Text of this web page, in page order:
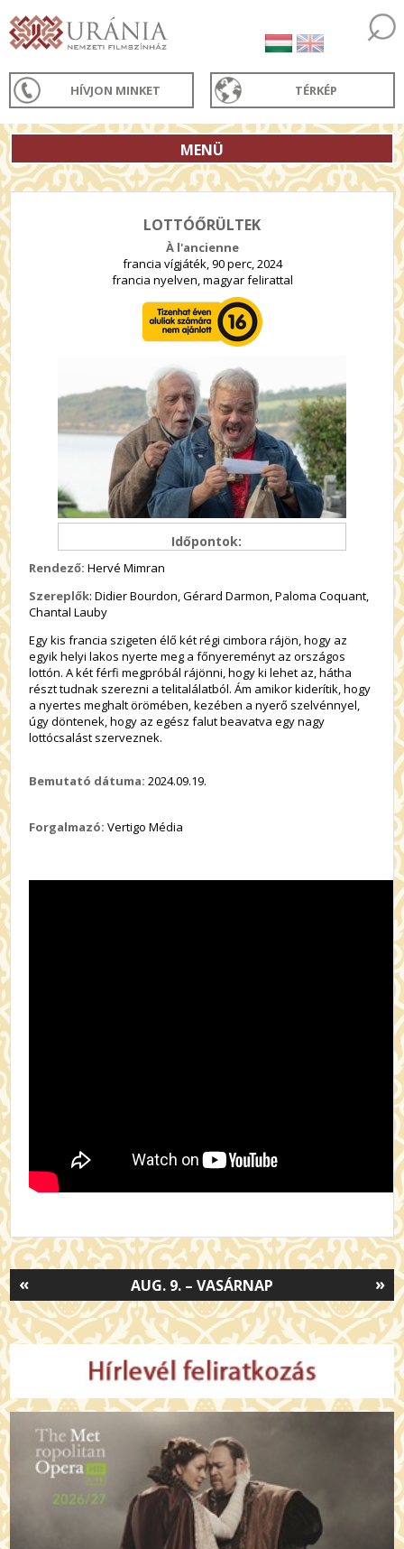
HÍVJON MINKET TÉRKÉP
MENÜ
LOTTÓŐRÜLTEK
À l'ancienne
francia vígjáték, 90 perc, 2024
francia nyelven, magyar felirattal
Időpontok:
Rendező: Hervé Mimran
Szereplők: Didier Bourdon, Gérard Darmon, Paloma Coquant,
Chantal Lauby
Egy kis francia szigeten élő két régi cimbora rájön, hogy az
egyik helyi lakos nyerte meg a főnyereményt az országos
lottón. A két férfi megpróbál rájönni, hogy ki lehet az, hátha
részt tudnak szerezni a telitalálatból. Ám amikor kiderítik, hogy
a nyertes meghalt örömében, kezében a nyerő szelvénnyel,
úgy döntenek, hogy az egész falut beavatva egy nagy
lottócsalást szerveznek.
Bemutató dátuma: 2024.09.19.
Forgalmazó: Vertigo Média
»
AUG. 9. – VASÁRNAP
«